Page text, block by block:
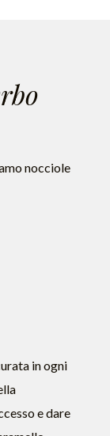
nocciole
in ogni
e dare